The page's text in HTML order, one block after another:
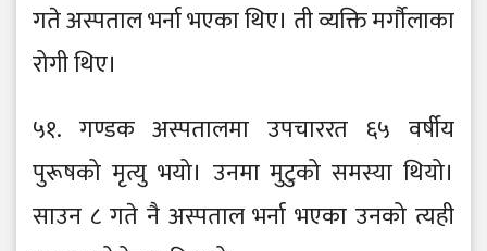
गते अस्पताल भर्ना भएका थिए। ती व्यक्ति मर्गौलाका
रोगी थिए।
५१. गण्डक अस्पतालमा उपचाररत ६५ वर्षीय
पुरूषको मृत्यु भयो। उनमा मुटुको समस्या थियो।
साउन ८ गते नै अस्पताल भर्ना भएका उनको त्यही